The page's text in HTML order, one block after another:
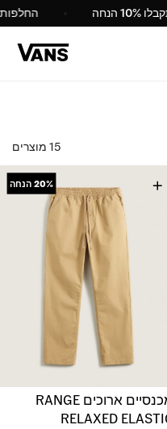
ותקבלו 10% הנחה
15 מוצרים
+
20% הנחה
מכנסיים ארוכים RANGE
RELAXED